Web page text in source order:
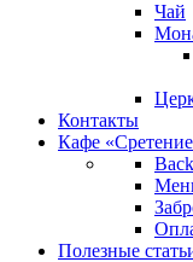
Чай
Контакты
Кафе
Back
Полезные